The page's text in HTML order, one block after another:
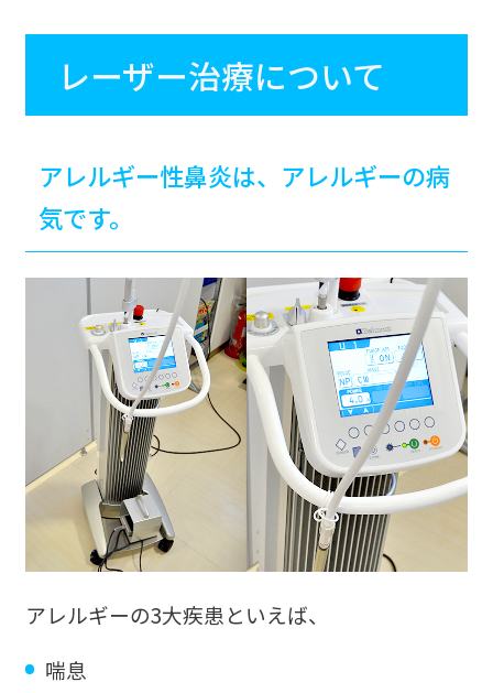
レーザー治療について
アレルギー性鼻炎は、アレルギーの病
気です。
アレルギーの3大疾患といえば、
喘息